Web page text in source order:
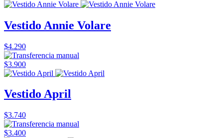
Vestido Annie Volare
$4.290
$3.900
Vestido April
$3.740
$3.400